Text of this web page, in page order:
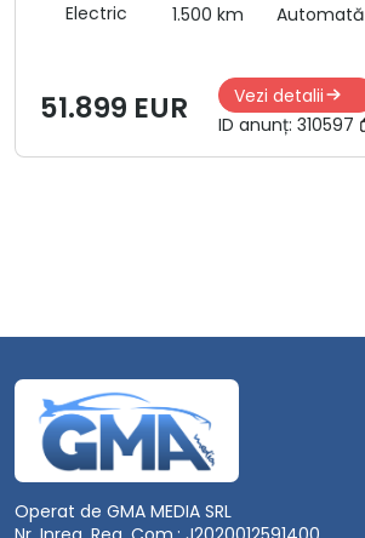
Electric 1.500 km Automată
51.899 EUR
Vezi detalii
ID anunț: 310597
Operat de GMA MEDIA SRL